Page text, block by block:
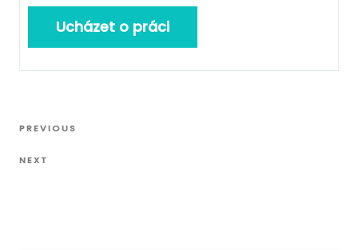
Navigace
příspěvek
Previous
PREVIOUS
Next
NEXT